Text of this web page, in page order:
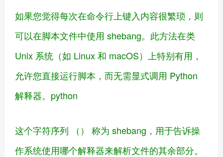
如果您觉得每次在命令行上键入内容很繁琐，则
可以在脚本文件中使用 shebang。此方法在类
Unix 系统（如 Linux 和 macOS）上特别有用，
允许您直接运行脚本，而无需显式调用 Python
解释器。python
这个字符序列 （） 称为 shebang，用于告诉操
作系统使用哪个解释器来解析文件的其余部分。